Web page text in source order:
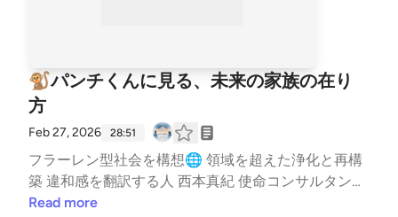
🐒パンチくんに見る、未来の家族の在り
方
Feb 27, 2026 28:51
フラーレン型社会を構想🌐 領域を超えた浄化と再構
築 違和感を翻訳する人 西本真紀 使命コンサルタント
🌿 活動情報はこちら✨ https://lit.link/healinglife ---
Read more